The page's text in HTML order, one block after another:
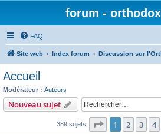
forum -
FAQ
Site web Index forum Discussion sur
Accueil
Modérateur : Auteurs
Nouveau sujet
389 sujets Page 1sur8
1 2 3 4